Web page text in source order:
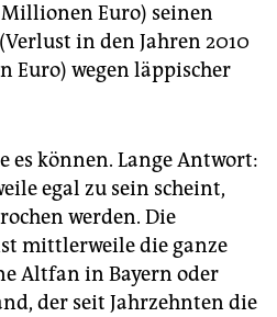
Millionen Euro) seinen
in den Jahren 2010
Euro) wegen läppischer
es können. Lange Antwort:
egal zu sein scheint,
werden. Die
mittlerweile die ganze
Altfan in Bayern oder
der seit Jahrzehnten die